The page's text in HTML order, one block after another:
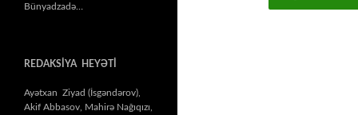
Bünyadzadə…
REDAKSİYA HEYƏTİ
Ayətxan Ziyad (İsgəndərov),
Akif Abbasov, Mahirə Nağıqızı,